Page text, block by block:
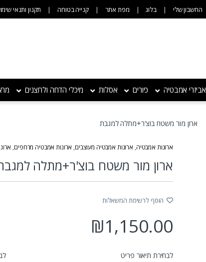
החשבון שלי בלוג מפת אתר קנייה בטוחה תקנון ותנאי
אביזרי אמבטיה כיורים אסלות מיכלי הדחה ולחצנים
ארון מור משטח בוצ'ר+מתלה למגבת
ארונות אמבטיה, ארונות אמבטיה מעוצבים, ארונות אמבטיה מרחפים,
ארון מור משטח בוצ'ר+מתלה
הוסף לרשימת המשאלות
₪1,150.00
לבחירת תיאור פריט